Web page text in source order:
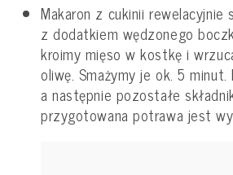
Makaron z cukinii rewelacyjnie
z dodatkiem wędzonego
kroimy mięso w kostkę i
oliwę. Smażymy je ok. 5
a następnie pozostałe
przygotowana potrawa jest